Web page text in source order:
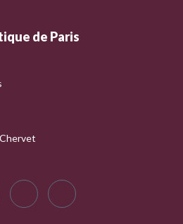
de Paris